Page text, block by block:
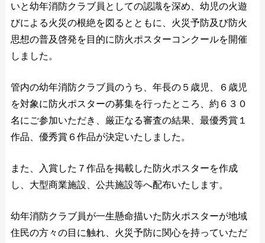
いと幼年消防クラブ員としての認識を深め、幼児の火遊
びによる火災の根絶を図るとともに、火災予防及び防火
思想の普及啓発を目的に防火ポスターコンクールを開催
しました。
管内の幼年消防クラブ員のうち、年長の５歳児、６歳児
を対象に防火ポスターの募集を行ったところ、約６３０
名にご参加いただき、厳正なる審査の結果、最優秀賞１
作品、優秀賞６作品が決定いたしました。
また、入賞した７作品を掲載した防火ポスターを作成
し、大型商業施設、公共施設等へ配布いたします。
幼年消防クラブ員が一生懸命描いた防火ポスターが地域
住民の方々の目に触れ、火災予防に関心を持っていただ